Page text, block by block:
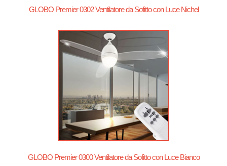
GLOBO Premier 0302 Ventilatore da Sofitto con Luce Nichel
GLOBO Premier 0300 Ventilatore da Sofitto con Luce Bianco